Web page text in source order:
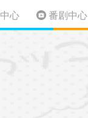
心 番剧中心